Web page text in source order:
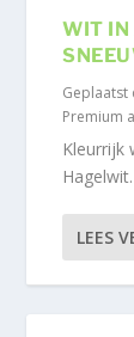
WIT IN
Premium
Kleurrijk
LEES